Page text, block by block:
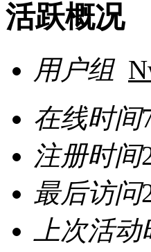
活跃概况
用户组
在线时间
注册时间
最后访问
上次活